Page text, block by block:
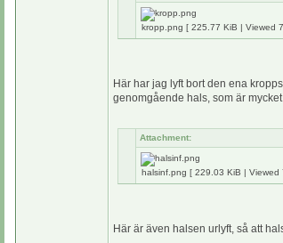
kropp.png [ 225.77 KiB | Viewed
Här har jag lyft bort den ena
genomgående hals, som är
Attachment:
halsinf.png [ 229.03 KiB | Viewed
Här är även halsen urlyft, så att